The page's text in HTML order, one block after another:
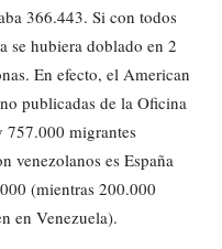
366.443. Si con todos
se hubiera doblado en 2
En efecto, el American
publicadas de la Oficina
757.000 migrantes
venezolanos es España
(mientras 200.000
en Venezuela).